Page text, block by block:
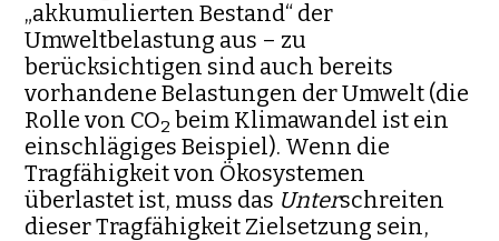
„akkumulierten Bestand“ der
Umweltbelastung aus – zu
berücksichtigen sind auch bereits
vorhandene Belastungen der Umwelt (die
Rolle von CO2 beim Klimawandel ist ein
einschlägiges Beispiel). Wenn die
Tragfähigkeit von Ökosystemen
überlastet ist, muss das Unter­schreiten
dieser Tragfähigkeit Zielsetzung sein,